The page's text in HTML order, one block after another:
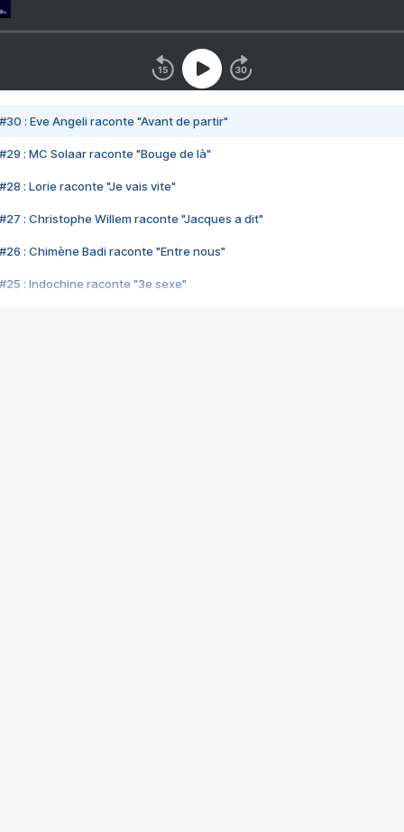
#30 : Eve Angeli raconte "Avant de partir"
#29 : MC Solaar raconte "Bouge de là"
#28 : Lorie raconte "Je vais vite"
#27 : Christophe Willem raconte "Jacques a dit"
#26 : Chimène Badi raconte "Entre nous"
#25 : Indochine raconte "3e sexe"